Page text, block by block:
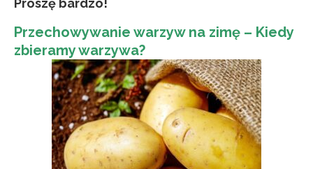
Proszę bardzo!
Przechowywanie warzyw na zimę – Kiedy
zbieramy warzywa?